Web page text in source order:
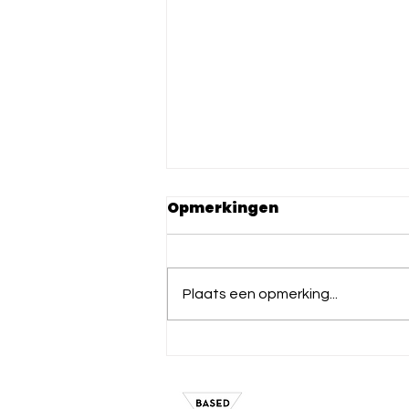
Opmerkingen
Plaats een opmerking...